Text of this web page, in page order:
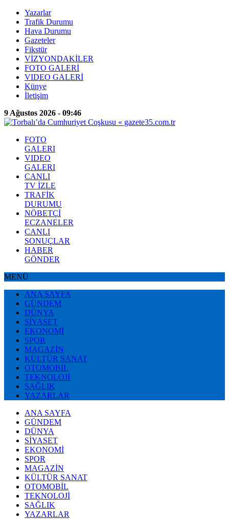
Yazarlar
Trafik Durumu
Hava Durumu
Gazeteler
Fikstür
VİZYONDAKİLER
FOTO GALERİ
VIDEO GALERİ
Künye
İletişim
9 Ağustos 2026 - 09:46
FOTO
GALERI
VIDEO
GALERI
CANLI
TV İZLE
TRAFİK
DURUMU
NÖBETÇİ
ECZANELER
CANLI
SONUÇLAR
HABER
GÖNDER
MENÜ
ANA SAYFA
GÜNDEM
DÜNYA
SİYASET
EKONOMİ
SPOR
MAGAZİN
KÜLTÜR SANAT
OTOMOBİL
TEKNOLOJİ
SAĞLIK
YAZARLAR
ANA SAYFA
GÜNDEM
DÜNYA
SİYASET
EKONOMİ
SPOR
MAGAZİN
KÜLTÜR SANAT
OTOMOBİL
TEKNOLOJİ
SAĞLIK
YAZARLAR